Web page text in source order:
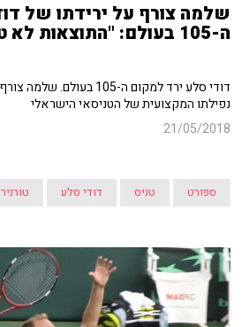
שלמה צורף על ירידתו של
ה-105 בעולם: "התוצאות לא טובות"
דודי סלע ירד למקום ה-105
נפילתו המקצועית של הטניסאי הישראלי
21/05/2018
ספורט טניס דודי סלע